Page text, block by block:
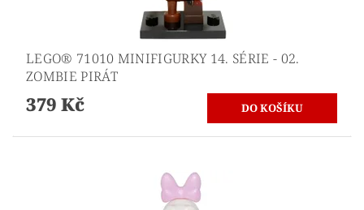
LEGO® 71010 MINIFIGURKY 14. SÉRIE - 02.
ZOMBIE PIRÁT
379 Kč